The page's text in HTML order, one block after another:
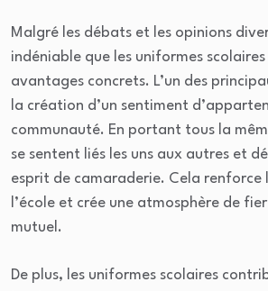
Malgré les débats et les opinions
indéniable que les uniformes
avantages concrets. L’un des
la création d’un sentiment
communauté. En portant tous la
se sentent liés les uns aux autres et
esprit de camaraderie. Cela renforce
l’école et crée une atmosphère de
mutuel.
De plus, les uniformes scolaires